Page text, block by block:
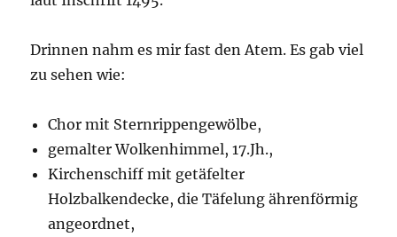
Drinnen nahm es mir fast den Atem. Es gab viel
zu sehen wie:
Chor mit Sternrippengewölbe,
gemalter Wolkenhimmel, 17.Jh.,
Kirchenschiff mit getäfelter
Holzbalkendecke, die Täfelung ährenförmig
angeordnet,